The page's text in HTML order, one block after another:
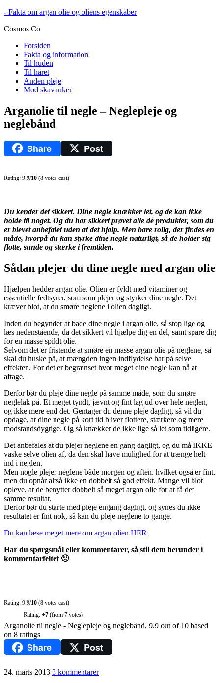
- Fakta om argan olie og oliens egenskaber
Cosmos Co
Forsiden
Fakta og information
Til huden
Til håret
Anden pleje
Mod skavanker
Arganolie til negle – Neglepleje og
neglebånd
Share
Post
Rating: 9.9/10 (8 votes cast)
Du kender det sikkert. Dine negle knækker let, og de kan ikke
holde til noget. Og du har sikkert prøvet alle de produkter, som du
er blevet anbefalet uden at det hjalp. Men bare rolig, der findes en
måde, hvorpå du kan styrke dine negle naturligt, så de holder sig
flotte, sunde og stærke i fremtiden.
Sådan plejer du dine negle med argan olie
Hjælpen hedder argan olie. Olien er fyldt med vitaminer og
essentielle fedtsyrer, som som plejer og styrker dine negle. Det
kræver blot, at du smøre neglene i olien dagligt.
Inden du begynder at bade dine negle i argan olie, så stop lige og
læs nedenstående, da det sikkert vil hjælpe dig en del, samt spare dig
for en masse spildt olie.
Selvom det er fristende at smøre en masse argan olie på neglene, så
skal du huske på, at mængden ingen indflydelse har på selve
effekten. For det er begrænset hvor meget dine negle kan nå at
aftage.
Derfor bør du pleje dine negle på samme måde, som du smøre
neglelak på. Et meget tyndt, jævnt og fint lag ud over hele neglen,
og ikke mere end det. Gentager du denne pleje dagligt, så vil du
opdage, at dine negle på kort tid bliver flottere, stærkere og mere
modstandsdygtige. Og så knækker de ikke lige så let som tidligere.
Det anbefales at du plejer neglene en gang dagligt, og du må IKKE
vaske selve olien af, da den skal have mulighed for at trænge helt
ind i neglen.
Men nogle plejer neglene både morgen og aften, hvilket også er fint,
men du opnår altså ikke en dobbelt så god effekt. Mange vil blot
opleve, at de benytter dobbelt så meget argan olie for at få det
samme resultat.
Derfor bør du starte med pleje engang dagligt, og synes du ikke
resultatet er fint nok, så kan du pleje neglene to gange.
Du kan læse meget mere om argan olien HER.
Har du spørgsmål eller kommentarer, så stil dem herunder i
kommentarfeltet 🙂
Rating: 9.9/10 (8 votes cast)
Rating: +7 (from 7 votes)
Arganolie til negle - Neglepleje og neglebånd, 9.9 out of 10 based
on 8 ratings
Share Post
24. marts 2013 3 kommentarer